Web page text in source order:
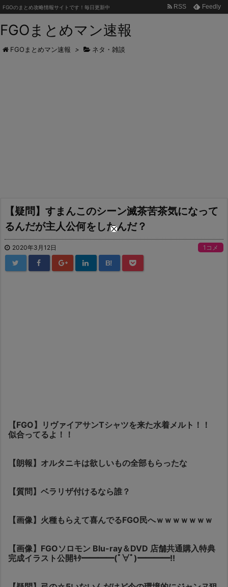
FGOまとめマン速報
FGOのまとめ攻略情報サイトです！毎日更新中 RSS Feedly
FGOまとめマン速報 > ネタ・雑談
【疑問】すまんこのシーン滅茶苦茶気になって
るんだが主人公何をしたんだ？
2020年3月12日 1コメ
B!
【FGO】リヴァイアサンTシャツを来た水着メルト！！
似合ってるよ！！
【朗報】オルタニキは欲しいもの全部もらったな
【質問】ベラリザ付けるなら誰？
【画像】火種もらえて喜んでるFGO民へｗｗｗｗｗｗｗ
【画像】FGOソロモン Blu-ray＆DVD 店舗共通購入特典
完成イラスト公開ｷﾀ━━━━(ﾟ∀ﾟ)━━━━!!